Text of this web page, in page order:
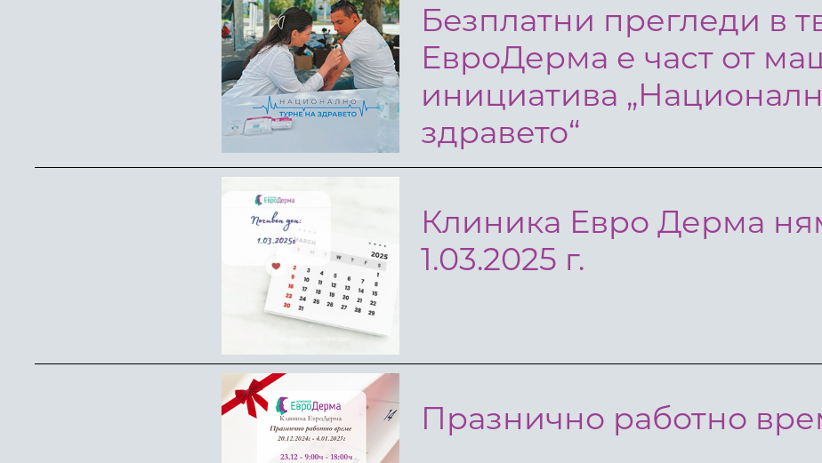
Безплатни прегледи в
ЕвроДерма е част от
инициатива
здравето“
Клиника Евро Дерма
1.03.2025 г.
Празнично работно